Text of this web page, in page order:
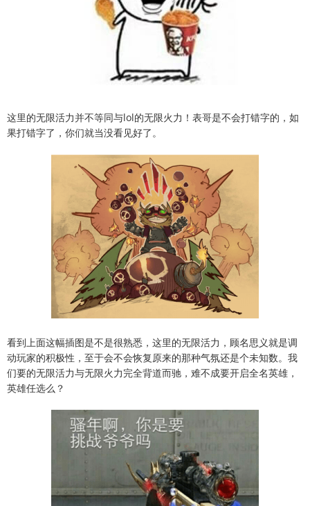
这里的无限活力并不等同与lol的无限火力！表哥是不会打错字的，如
果打错字了，你们就当没看见好了。
看到上面这幅插图是不是很熟悉，这里的无限活力，顾名思义就是调
动玩家的积极性，至于会不会恢复原来的那种气氛还是个未知数。我
们要的无限活力与无限火力完全背道而驰，难不成要开启全名英雄，
英雄任选么？